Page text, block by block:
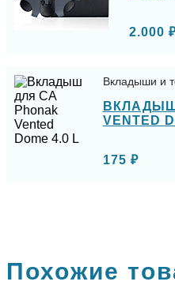
2.000
Вкладыши и
ВКЛАДЫШ
VENTED
175 ₽
Похожие